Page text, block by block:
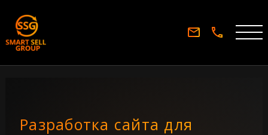
Разработка сайта для